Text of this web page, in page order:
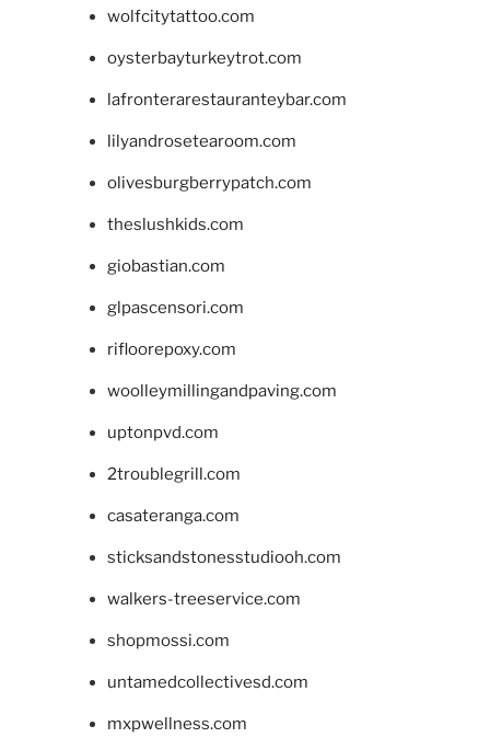
wolfcitytattoo.com
oysterbayturkeytrot.com
lafronterarestauranteybar.com
lilyandrosetearoom.com
olivesburgberrypatch.com
theslushkids.com
giobastian.com
glpascensori.com
rifloorepoxy.com
woolleymillingandpaving.com
uptonpvd.com
2troublegrill.com
casateranga.com
sticksandstonesstudiooh.com
walkers-treeservice.com
shopmossi.com
untamedcollectivesd.com
mxpwellness.com